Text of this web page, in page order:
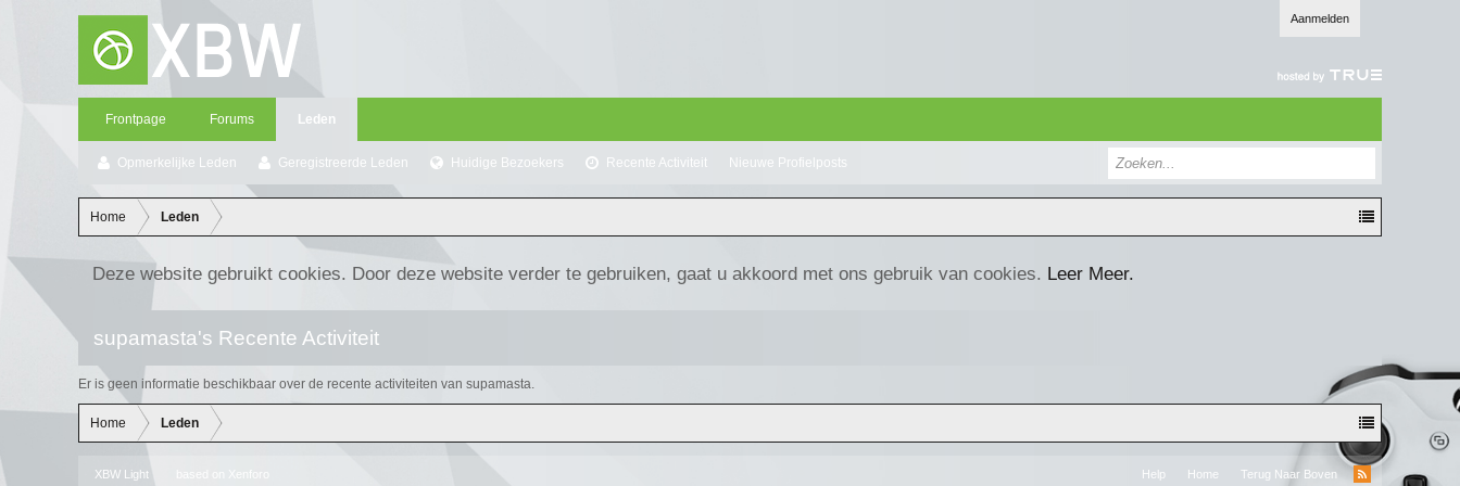
Aanmelden
Frontpage Forums Leden
Opmerkelijke Leden Geregistreerde Leden Huidige Bezoekers Recente Activiteit Nieuwe Profielposts
Home Leden
Deze website gebruikt cookies. Door deze website verder te gebruiken, gaat u akkoord met ons gebruik van cookies. Leer Meer.
supamasta's Recente Activiteit
Er is geen informatie beschikbaar over de recente activiteiten van supamasta.
Home Leden
XBW Light based on Xenforo Help Home
Terug Naar Boven